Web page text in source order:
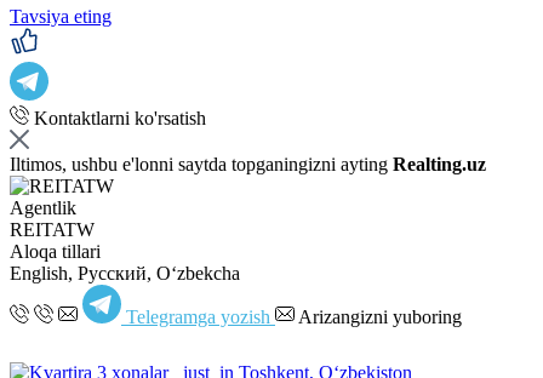
Tavsiya eting
Kontaktlarni ko'rsatish
Iltimos, ushbu e'lonni saytda topganingizni ayting Realting.uz
Agentlik
REITATW
Aloqa tillari
English, Русский, Oʻzbekcha
Telegramga yozish Arizangizni yuboring